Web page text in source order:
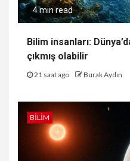
4 min read
Bilim insanları:
çıkmış olabilir
21 saat ago Burak Aydın
BILIM